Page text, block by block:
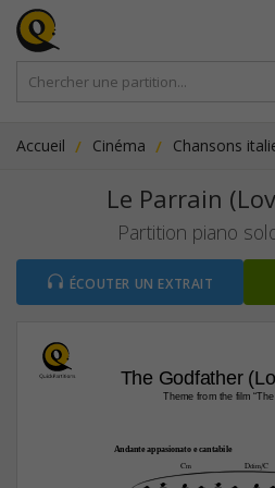
Accueil Cinéma Chansons
Le Parrain
Partition piano
ÉCOUTER UN EXTRAIT
The Godfather
C‹ D‡…‹/C
Andante appasionato e cantabile
Theme from the film
 